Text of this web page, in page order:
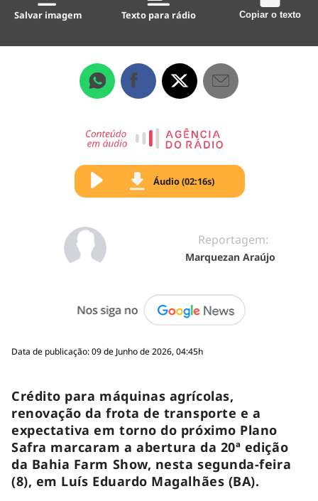
Salvar imagem Texto para rádio Copiar o texto
Áudio (02:16s)
Reportagem:
Marquezan Araújo
Data de publicação: 09 de Junho de 2026, 04:45h
Crédito para máquinas agrícolas,
renovação da frota de transporte e a
expectativa em torno do próximo Plano
Safra marcaram a abertura da 20ª edição
da Bahia Farm Show, nesta segunda-feira
(8), em Luís Eduardo Magalhães (BA).